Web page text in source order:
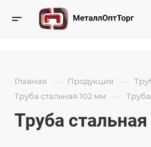
Главная — Продукция —
Труба стальная 102 мм —
Труба